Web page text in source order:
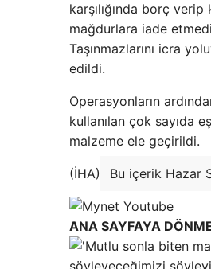
karşılığında borç
mağdurlara iade
Taşınmazlarını icra
edildi.
Operasyonların
kullanılan çok sayıda
malzeme ele geçirildi.
(İHA) Bu içerik Hazar
ANA SAYFAYA